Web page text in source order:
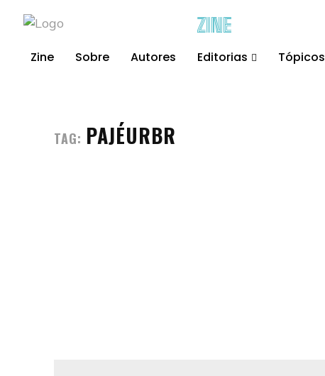
ZINE
Zine Sobre Autores Editorias Tópicos
TAG: PAJÉURBR